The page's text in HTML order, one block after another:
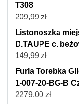
T308
209,99 zł
Listonoszka
D.TAUPE c.
149,99 zł
Furla Torebka
1-007-20-BG-B
2279,00 zł